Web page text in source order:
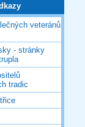
veteránů
- stránky
tradic